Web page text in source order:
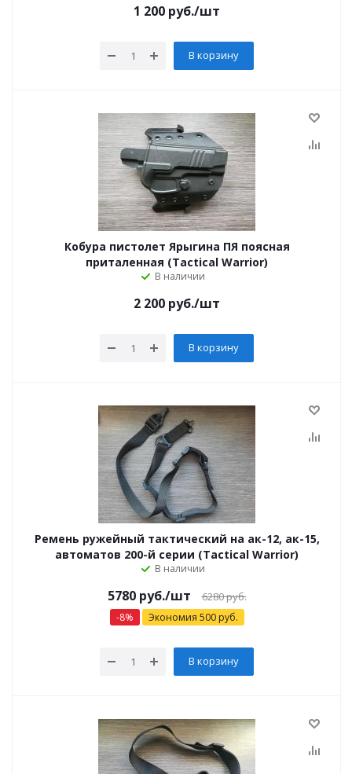
1 200 руб./шт
В корзину
Кобура пистолет Ярыгина ПЯ поясная
приталенная (Tactical Warrior)
В наличии
2 200 руб./шт
В корзину
Ремень ружейный тактический на ак-12, ак-15,
автоматов 200-й серии (Tactical Warrior)
В наличии
5780 руб./шт 6280 руб.
-8% Экономия 500руб.
В корзину